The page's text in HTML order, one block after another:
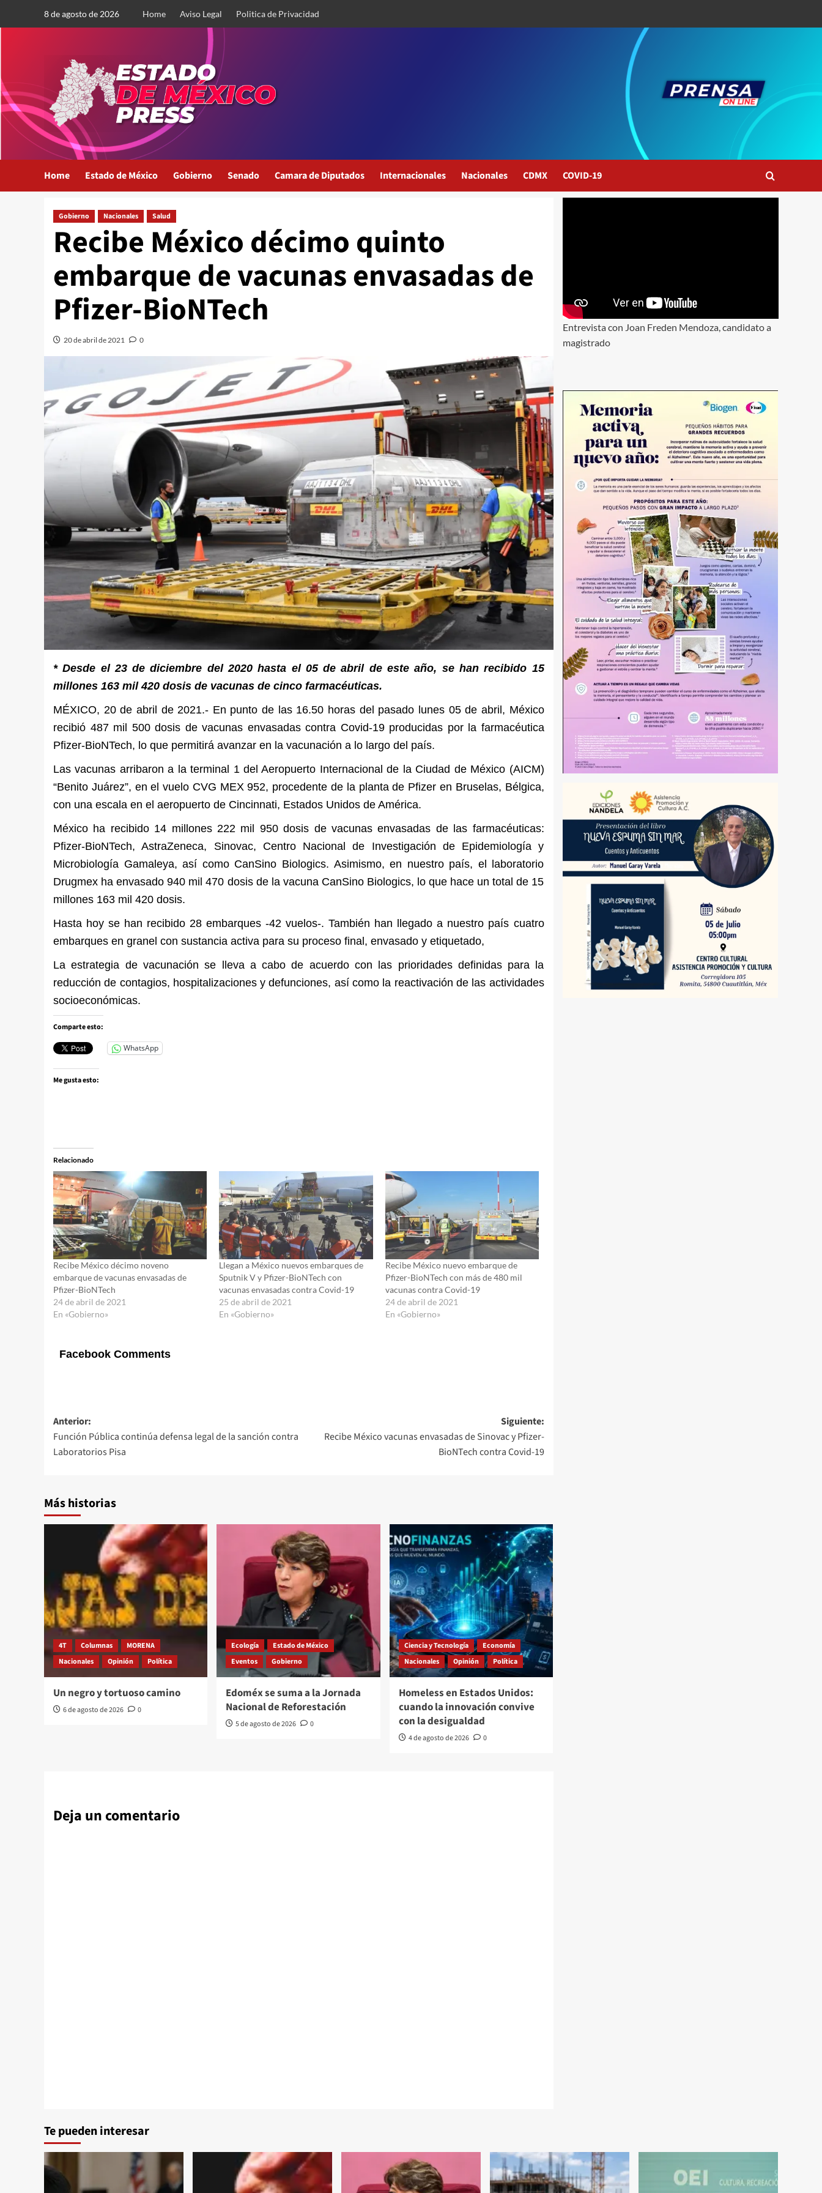
8 de agosto de 2026 Home Aviso Legal Politica de Privacidad
Home Estado de México Gobierno Senado Camara de Diputados Internacionales Nacionales CDMX COVID-19
Gobierno Nacionales Salud
Recibe México décimo quinto
embarque de vacunas envasadas de
Pfizer-BioNTech
20 de abril de 2021 0
* Desde el 23 de diciembre del 2020 hasta el 05 de abril de este año, se han recibido 15
millones 163 mil 420 dosis de vacunas de cinco farmacéuticas.
MÉXICO, 20 de abril de 2021.- En punto de las 16.50 horas del pasado lunes 05 de abril, México
recibió 487 mil 500 dosis de vacunas envasadas contra Covid-19 producidas por la farmacéutica
Pfizer-BioNTech, lo que permitirá avanzar en la vacunación a lo largo del país.
Las vacunas arribaron a la terminal 1 del Aeropuerto Internacional de la Ciudad de México (AICM)
“Benito Juárez”, en el vuelo CVG MEX 952, procedente de la planta de Pfizer en Bruselas, Bélgica,
con una escala en el aeropuerto de Cincinnati, Estados Unidos de América.
México ha recibido 14 millones 222 mil 950 dosis de vacunas envasadas de las farmacéuticas:
Pfizer-BioNTech, AstraZeneca, Sinovac, Centro Nacional de Investigación de Epidemiología y
Microbiología Gamaleya, así como CanSino Biologics. Asimismo, en nuestro país, el laboratorio
Drugmex ha envasado 940 mil 470 dosis de la vacuna CanSino Biologics, lo que hace un total de 15
millones 163 mil 420 dosis.
Hasta hoy se han recibido 28 embarques -42 vuelos-.También han llegado a nuestro país cuatro
embarques en granel con sustancia activa para su proceso final, envasado y etiquetado,
La estrategia de vacunación se lleva a cabo de acuerdo con las prioridades definidas para la
reducción de contagios, hospitalizaciones y defunciones, así como la reactivación de las actividades
socioeconómicas.
Comparte esto:
WhatsApp
Me gusta esto:
Relacionado
Recibe México décimo noveno
embarque de vacunas envasadas de
Pfizer-BioNTech
24 de abril de 2021
En «Gobierno»
Llegan a México nuevos embarques de
Sputnik V y Pfizer-BioNTech con
vacunas envasadas contra Covid-19
25 de abril de 2021
En «Gobierno»
Recibe México nuevo embarque de
Pfizer-BioNTech con más de 480 mil
vacunas contra Covid-19
24 de abril de 2021
En «Gobierno»
Facebook Comments
Navegación
de
entradas
Anterior:
Función Pública continúa defensa legal de la sanción contra
Laboratorios Pisa
Siguiente:
Recibe México vacunas envasadas de Sinovac y Pfizer-
BioNTech contra Covid-19
Más historias
4T Columnas
MORENA
Nacionales
Opinión Política
Un negro y tortuoso camino
6 de agosto de 2026 0
Ecología
Estado de México
Eventos
Gobierno
Edoméx se suma a la Jornada
Nacional de Reforestación
5 de agosto de 2026 0
Ciencia y Tecnología
Economía
Nacionales
Opinión Política
Homeless en Estados Unidos:
cuando la innovación convive
con la desigualdad
4 de agosto de 2026 0
Deja un comentario
Entrevista con Joan Freden Mendoza, candidato a
magistrado
Te pueden interesar